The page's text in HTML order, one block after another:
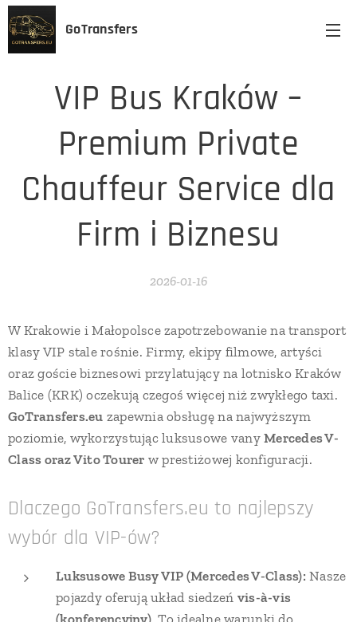
GoTransfers
VIP Bus Kraków –
Premium Private
Chauffeur Service dla
Firm i Biznesu
2026-01-16
W Krakowie i Małopolsce zapotrzebowanie na transport
klasy VIP stale rośnie. Firmy, ekipy filmowe, artyści
oraz goście biznesowi przylatujący na lotnisko Kraków
Balice (KRK) oczekują czegoś więcej niż zwykłego taxi.
GoTransfers.eu zapewnia obsługę na najwyższym
poziomie, wykorzystując luksusowe vanyMercedes V-
Class oraz Vito Tourer w prestiżowej konfiguracji.
Dlaczego GoTransfers.eu to najlepszy
wybór dla VIP-ów?
Luksusowe Busy VIP (Mercedes V-Class): Nasze
pojazdy oferują układ siedzeń vis-à-vis
(konferencyjny). To idealne warunki do